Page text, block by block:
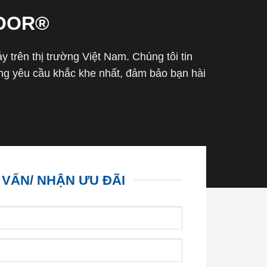
trên thị trường Việt Nam. Chúng tôi tin
yêu cầu khắc khe nhất, đảm bảo bạn hài
NHẬN ƯU ĐÃI